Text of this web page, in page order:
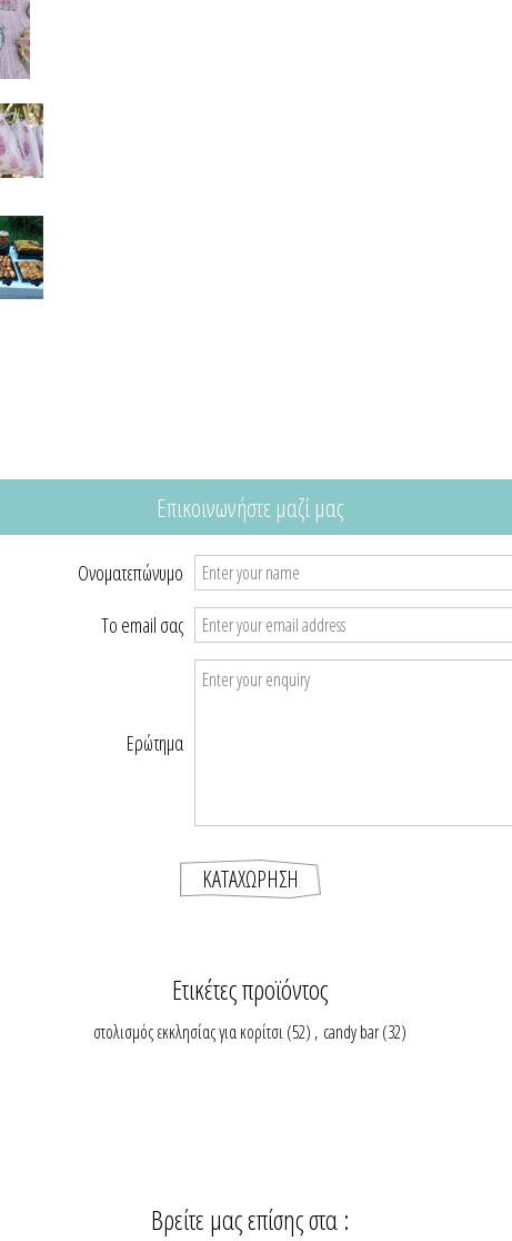
Επικοινωνήστε μαζί μας
Ονοματεπώνυμο
Το email σας
Ερώτημα
Ετικέτες προϊόντος
στολισμός εκκλησίας για κορίτσι(52) , candy bar(32)
Βρείτε μας επίσης στα :